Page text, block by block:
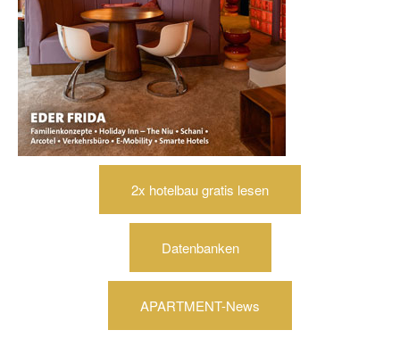
2x hotelbau gratis lesen
Datenbanken
APARTMENT-News